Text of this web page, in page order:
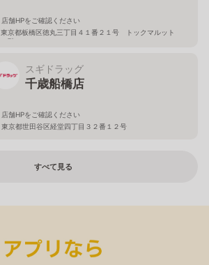
店舗HPをご確認ください
東京都板橋区徳丸三丁目４１番２１号 トックマルット
１階
スギドラッグ
千歳船橋店
店舗HPをご確認ください
東京都世田谷区経堂四丁目３２番１２号
すべて見る